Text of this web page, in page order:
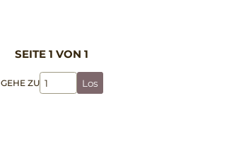
SEITE 1 VON 1
GEHE ZU Los